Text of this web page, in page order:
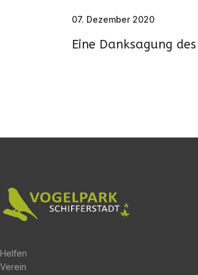
Eine Danksagung
07. Dezember 2020
Helfen
Verein